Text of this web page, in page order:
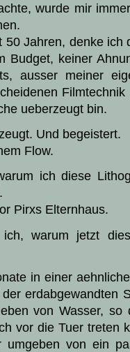
wurde mir
50 Jahren, denke ich
Budget, keiner
ausser meiner
ueberzeugt bin.
Und begeistert.
Flow.
ich diese
Pirxs Elternhaus.
warum jetzt
in einer
erdabgewandten
von Wasser,
vor die Tuer treten
umgeben von ein